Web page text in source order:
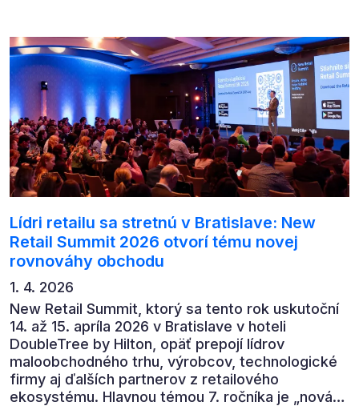
automatizaci, leadership i budoucnost role CFO.
Lídri retailu sa stretnú v Bratislave: New
Retail Summit 2026 otvorí tému novej
rovnováhy obchodu
1. 4. 2026
New Retail Summit, ktorý sa tento rok uskutoční
14. až 15. apríla 2026 v Bratislave v hoteli
DoubleTree by Hilton, opäť prepojí lídrov
maloobchodného trhu, výrobcov, technologické
firmy aj ďalších partnerov z retailového
ekosystému. Hlavnou témou 7. ročníka je „nová